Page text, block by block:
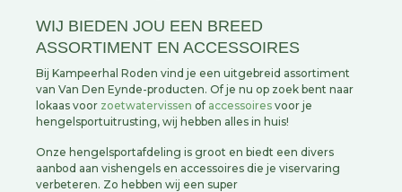
WIJ BIEDEN JOU EEN BREED
ASSORTIMENT EN ACCESSOIRES
Bij Kampeerhal Roden vind je een uitgebreid assortiment
van Van Den Eynde-producten. Of je nu op zoek bent naar
lokaas voor zoetwatervissen of accessoires voor je
hengelsportuitrusting, wij hebben alles in huis!
Onze hengelsportafdeling is groot en biedt een divers
aanbod aan vishengels en accessoires die je viservaring
verbeteren. Zo hebben wij een super